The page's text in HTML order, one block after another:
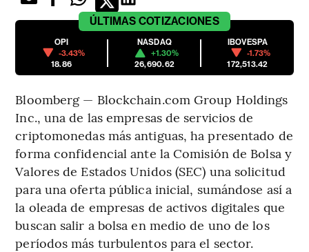
ÚLTIMAS COTIZACIONES
OPI
-3.43%
18.86
NASDAQ
+1.30%
26,690.62
IBOVESPA
-1.73%
172,513.42
Bloomberg — Blockchain.com Group Holdings
Inc., una de las empresas de servicios de
criptomonedas más antiguas, ha presentado de
forma confidencial ante la Comisión de Bolsa y
Valores de Estados Unidos (SEC) una solicitud
para una oferta pública inicial, sumándose así a
la oleada de empresas de activos digitales que
buscan salir a bolsa en medio de uno de los
períodos más turbulentos para el sector.